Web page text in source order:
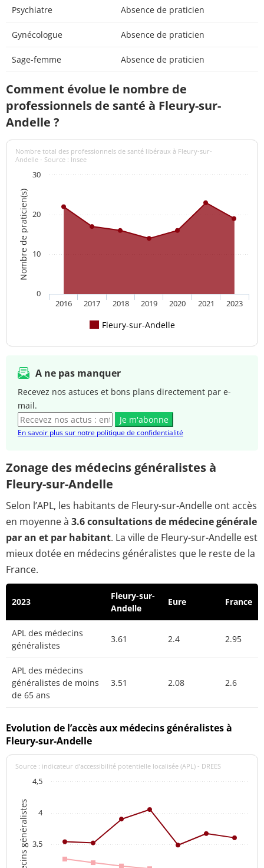
Psychiatre Absence de praticien
Gynécologue Absence de praticien
Sage-femme Absence de praticien
Comment évolue le nombre de
professionnels de santé à Fleury-sur-
Andelle ?
Nombre de praticien(s)
Nombre total des professionnels de santé libéraux à Fleury-sur-
Andelle - Source : Insee
Fleury-sur-Andelle
2016 2017 2018 2019 2020 2021 2023
0
10
20
30
A ne pas manquer
Recevez nos astuces et bons plans directement par e-
mail.
Je m'abonne
En savoir plus sur notre politique de confidentialité
Zonage des médecins généralistes à
Fleury-sur-Andelle
Selon l’APL, les habitants de Fleury-sur-Andelle ont accès
en moyenne à 3.6 consultations de médecine générale
par an et par habitant. La ville de Fleury-sur-Andelle est
mieux dotée en médecins généralistes que le reste de la
France.
2023
Fleury-sur-
Andelle
Eure France
APL des médecins
généralistes
3.61 2.4 2.95
APL des médecins
généralistes de moins
de 65 ans
3.51 2.08 2.6
Evolution de l’accès aux médecins généralistes à
Fleury-sur-Andelle
Source : indicateur d’accessibilité potentielle localisée (APL) - DREES
3,5
4
4,5